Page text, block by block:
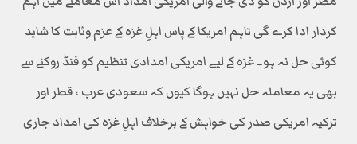
کردار ادا کرے گی تاہم امریکا کے پاس اہلِ غزہ کے عزم وثابت کا شاید
کوئی حل نہ ہو۔ غزہ کے لیے امریکی امدادی تنظیم کو فنڈ روکنے سے
بھی یہ معاملہ حل نہیں ہوگا کیوں کہ سعودی عرب ، قطر اور
ترکیہ امریکی صدر کی خواہش کے برخلاف اہلِ غزہ کی امداد جاری